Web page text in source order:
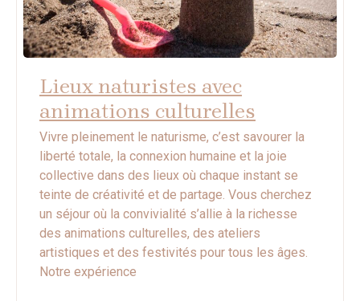
Lieux naturistes avec
animations culturelles
Vivre pleinement le naturisme, c’est savourer la
liberté totale, la connexion humaine et la joie
collective dans des lieux où chaque instant se
teinte de créativité et de partage. Vous cherchez
un séjour où la convivialité s’allie à la richesse
des animations culturelles, des ateliers
artistiques et des festivités pour tous les âges.
Notre expérience